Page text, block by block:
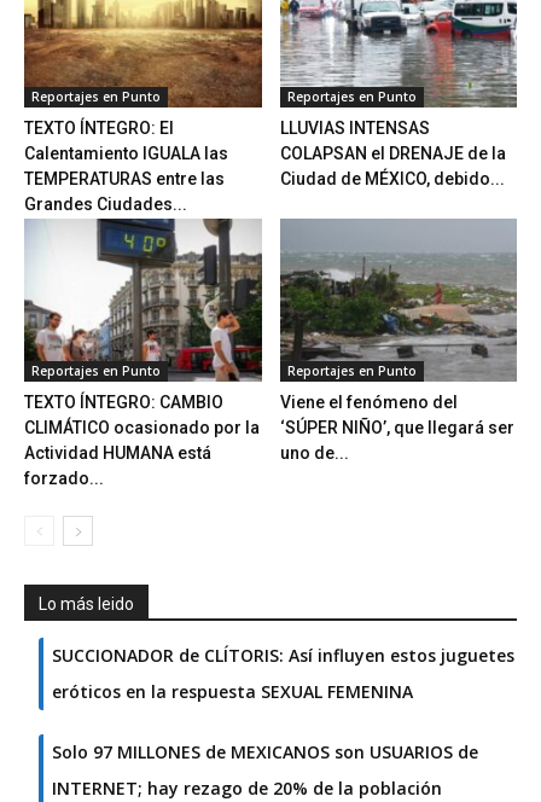
Reportajes en Punto
TEXTO ÍNTEGRO: El
Calentamiento IGUALA las
TEMPERATURAS entre las
Grandes Ciudades...
Reportajes en Punto
LLUVIAS INTENSAS
COLAPSAN el DRENAJE de la
Ciudad de MÉXICO, debido...
Reportajes en Punto
TEXTO ÍNTEGRO: CAMBIO
CLIMÁTICO ocasionado por la
Actividad HUMANA está
forzado...
Reportajes en Punto
Viene el fenómeno del
‘SÚPER NIÑO’, que llegará ser
uno de...
Lo más leido
SUCCIONADOR de CLÍTORIS: Así influyen estos juguetes
eróticos en la respuesta SEXUAL FEMENINA
Solo 97 MILLONES de MEXICANOS son USUARIOS de
INTERNET; hay rezago de 20% de la población